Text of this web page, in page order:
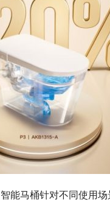
能马桶针对不同使用
美国通胀大幅降温 市
近尾声的希望